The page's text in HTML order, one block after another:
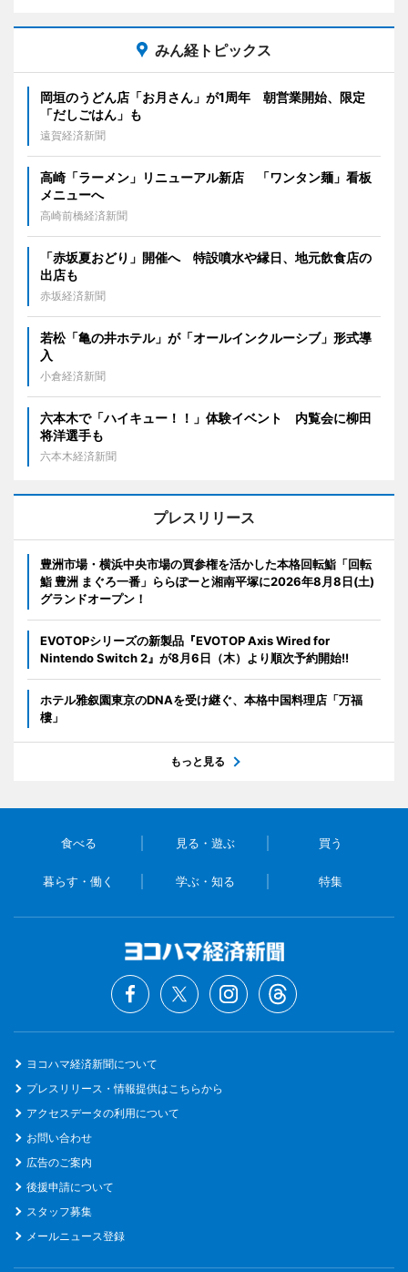
みん経トピックス
岡垣のうどん店「お月さん」が1周年 朝営業開始、限定
「だしごはん」も
遠賀経済新聞
高崎「ラーメン」リニューアル新店 「ワンタン麺」看板
メニューへ
高崎前橋経済新聞
「赤坂夏おどり」開催へ 特設噴水や縁日、地元飲食店の
出店も
赤坂経済新聞
若松「亀の井ホテル」が「オールインクルーシブ」形式導
入
小倉経済新聞
六本木で「ハイキュー！！」体験イベント 内覧会に柳田
将洋選手も
六本木経済新聞
プレスリリース
豊洲市場・横浜中央市場の買参権を活かした本格回転鮨「回転
鮨 豊洲 まぐろ一番」ららぽーと湘南平塚に2026年8月8日(土)
グランドオープン！
EVOTOPシリーズの新製品『EVOTOP Axis Wired for
Nintendo Switch 2』が8月6日（木）より順次予約開始!!
ホテル雅叙園東京のDNAを受け継ぐ、本格中国料理店「万福
樓」
もっと見る
食べる 見る・遊ぶ 買う
暮らす・働く 学ぶ・知る 特集
ヨコハマ経済新聞について
プレスリリース・情報提供はこちらから
アクセスデータの利用について
お問い合わせ
広告のご案内
後援申請について
スタッフ募集
メールニュース登録